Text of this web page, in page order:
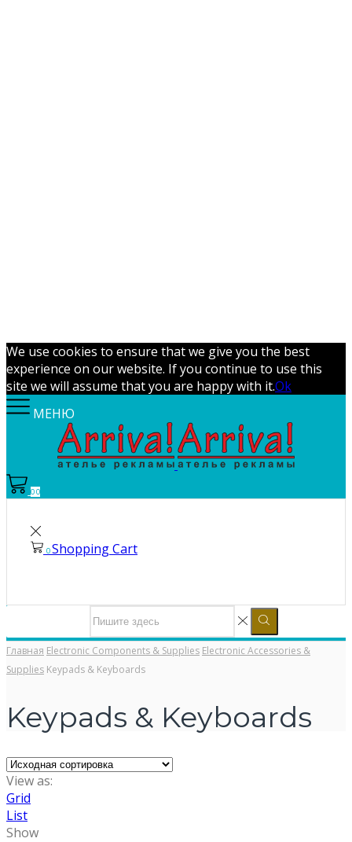
We use cookies to ensure that we give you the best
experience on our website. If you continue to use this
site we will assume that you are happy with it.Ok
МЕНЮ
00
0Shopping Cart
Главная Electronic Components & Supplies Electronic Accessories &
Supplies Keypads & Keyboards
Keypads & Keyboards
View as:
Grid
List
Show